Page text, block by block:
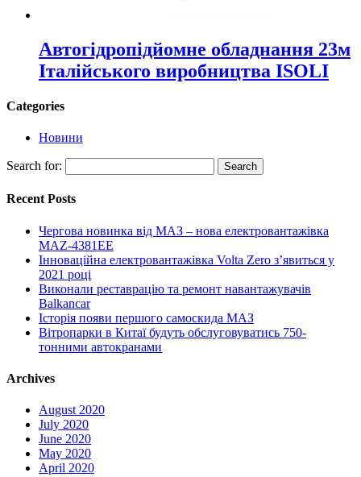
Автогідропідйомне обладнання 23м
Італійського виробництва ISOLI
Categories
Новини
Search for:
Recent Posts
Чергова новинка від МАЗ – нова електровантажівка
MAZ-4381EE
Інноваційна електровантажівка Volta Zero з’явиться у
2021 році
Виконали реставрацію та ремонт навантажувачів
Balkancar
Історія появи першого самоскида МАЗ
Вітропарки в Китаї будуть обслуговуватись 750-
тонними автокранами
Archives
August 2020
July 2020
June 2020
May 2020
April 2020